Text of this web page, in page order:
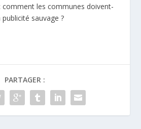
comment les communes doivent-
sauvage ?
PARTAGER :